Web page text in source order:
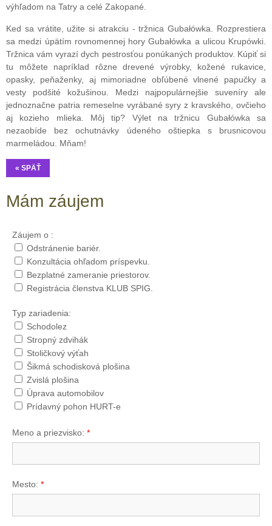
výhľadom na Tatry a celé Zakopané.
Ked sa vrátite, užite si atrakciu - tržnica Gubałówka. Rozprestiera
sa medzi úpätím rovnomennej hory Gubałówka a ulicou Krupówki.
Tržnica vám vyrazí dych pestrosťou ponúkaných produktov. Kúpiť si
tu môžete napríklad rôzne drevené výrobky, kožené rukavice,
opasky, peňaženky, aj mimoriadne obľúbené vlnené papučky a
vesty podšité kožušinou. Medzi najpopulárnejšie suveníry ale
jednoznačne patria remeselne vyrábané syry z kravského, ovčieho
aj kozieho mlieka. Môj tip? Výlet na tržnicu Gubałówka sa
nezaobíde bez ochutnávky údeného oštiepka s brusnicovou
marmeládou. Mňam!
« SPÄŤ
Mám záujem
Záujem o :
Odstránenie bariér.
Konzultácia ohľadom príspevku.
Bezplatné zameranie priestorov.
Registrácia členstva KLUB SPIG.
Typ zariadenia:
Schodolez
Stropný zdvihák
Stoličkový výťah
Šikmá schodisková plošina
Zvislá plošina
Úprava automobilov
Prídavný pohon HURT-e
Meno a priezvisko: *
Mesto: *